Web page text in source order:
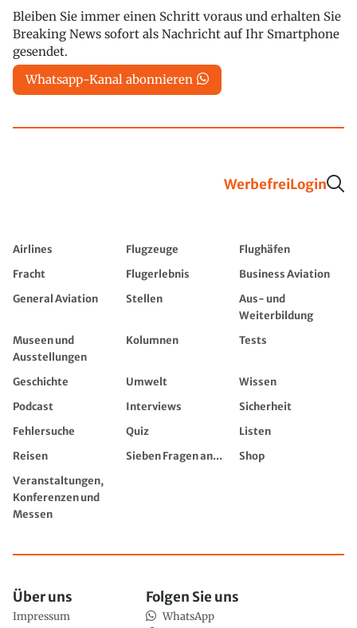
Bleiben Sie immer einen Schritt voraus und erhalten Sie
Breaking News sofort als Nachricht auf Ihr Smartphone
gesendet.
Whatsapp-Kanal abonnieren
WerbefreiLogin
Airlines Flugzeuge
Flughäfen
Fracht
Flugerlebnis
Business Aviation
General Aviation
Stellen
Aus- und
Weiterbildung
Museen und
Ausstellungen
Kolumnen Tests
Geschichte Umwelt
Wissen
Podcast
Interviews
Sicherheit
Fehlersuche
Quiz
Listen
Reisen
Sieben Fragen an...
Shop
Veranstaltungen,
Konferenzen und
Messen
Über uns
Impressum
Folgen Sie uns
WhatsApp